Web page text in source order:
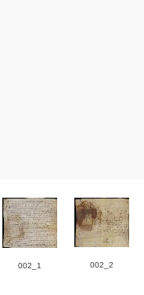
002_1 002_2